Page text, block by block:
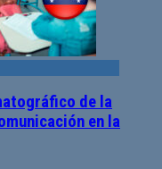
de la
en la